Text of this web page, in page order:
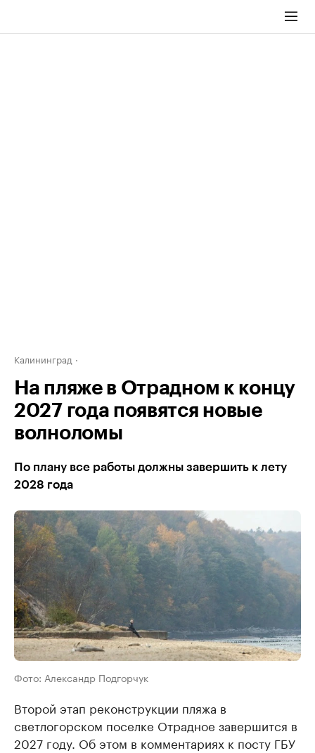
Калининград
На пляже в Отрадном к концу
2027 года появятся новые
волноломы
По плану все работы должны завершить к лету
2028 года
Фото: Александр Подгорчук
Второй этап реконструкции пляжа в
светлогорском поселке Отрадное завершится в
2027 году. Об этом в комментариях к посту ГБУ